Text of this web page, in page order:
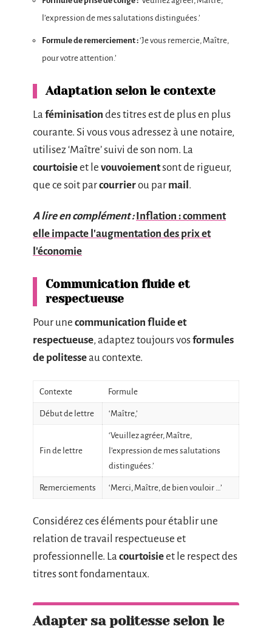
l’expression de mes salutations distinguées.’
Formule de remerciement :‘Je vous remercie, Maître,
pour votre attention.’
Adaptation selon le contexte
La féminisation des titres est de plus en plus
courante. Si vous vous adressez à une notaire,
utilisez ‘Maître’ suivi de son nom. La
courtoisieet le vouvoiementsont de rigueur,
que ce soit parcourrierou par mail.
A lire en complément : Inflation : comment
elle impacte l'augmentation des prix et
l'économie
Communication fluide et
respectueuse
Pour une communication fluide et
respectueuse, adaptez toujours vosformules
de politesseau contexte.
Contexte Formule
Début de lettre ‘Maître,’
Fin de lettre
‘Veuillez agréer, Maître,
l’expression de mes salutations
distinguées.’
Remerciements ‘Merci, Maître, de bien vouloir …’
Considérez ces éléments pour établir une
relation de travail respectueuse et
professionnelle. La courtoisieet le respect des
titres sont fondamentaux.
Adapter sa politesse selon le